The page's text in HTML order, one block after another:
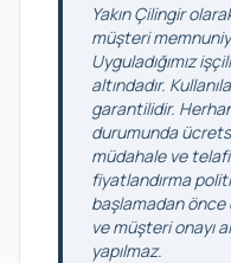
Yakın Çilingir
müşteri
Uyguladığımız
altındadır.
garantilidir.
durumunda
müdahale ve
fiyatlandırma
başlamadan önce
ve müşteri onayı
yapılmaz.